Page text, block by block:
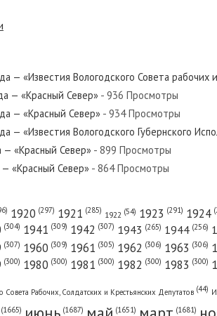
«Красный Север»
— «Красный Север»
— «Красный Север»
— «Известия Вологодского Совета рабочих
— «Красный Север» - 936 Просмотры
— «Красный Север» - 934 Просмотры
— «Известия Вологодского Губернского
«Красный Север» - 899 Просмотры
«Красный Север» - 864 Просмотры
1920 (297) 1921 (285) 1922 (54) 1923 (291) 1924
(304) 1941 (309) 1942 (307) 1943 (265) 1944 (256)
(307) 1960 (309) 1961 (305) 1962 (306) 1963 (306)
(300) 1980 (300) 1981 (300) 1982 (300) 1983 (300)
Совета Рабочих, Солдатских и Крестьянских Депутатов (44)
(1665) (1687) (1651) (1681)